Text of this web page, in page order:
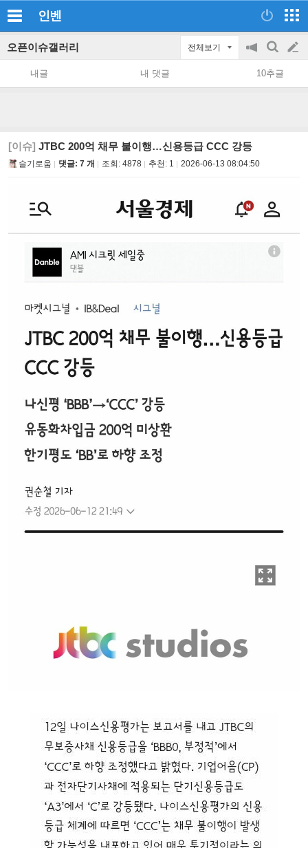
인벤
오픈이슈갤러리 전체보기
공
지
on/off
검
색
글
쓰
내글 내 댓글 10추글
[이슈] JTBC 200억 채무 불이행…신용등급 CCC 강등
슬기로움 댓글: 7 개 조회: 4878 추천: 1 2026-06-13 08:04:50